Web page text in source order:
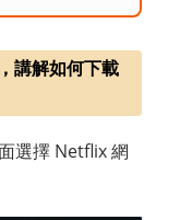
講解如何下載
選擇 Netflix 網